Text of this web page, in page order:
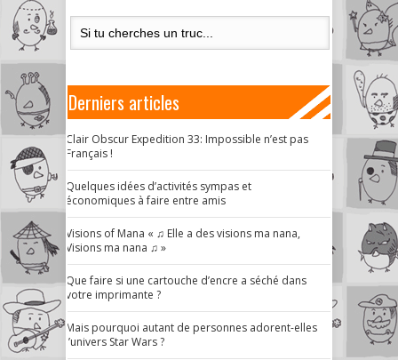
Derniers articles
Clair Obscur Expedition 33: Impossible n’est pas
Français !
Quelques idées d’activités sympas et
économiques à faire entre amis
Visions of Mana « ♫ Elle a des visions ma nana,
Visions ma nana ♫ »
Que faire si une cartouche d’encre a séché dans
votre imprimante ?
Mais pourquoi autant de personnes adorent-elles
l’univers Star Wars ?